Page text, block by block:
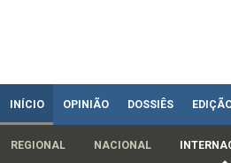
INÍCIO OPINIÃO DOSSIÊS
REGIONAL NACIONAL